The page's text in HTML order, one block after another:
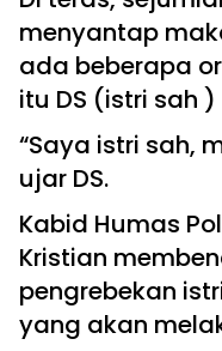
menyantap
ada beberapa
itu DS (istri sah
“Saya istri sah,
ujar DS.
Kabid Humas
Kristian
pengrebekan
yang akan